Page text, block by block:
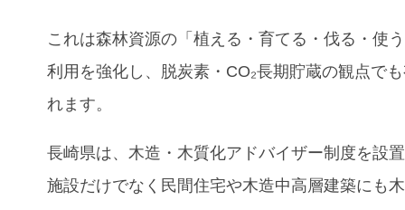
これは森林資源の「植える・育てる・伐る・使
利用を強化し、脱炭素・CO₂長期貯蔵の観点で
れます。
長崎県は、木造・木質化アドバイザー制度を設
施設だけでなく民間住宅や木造中高層建築にも